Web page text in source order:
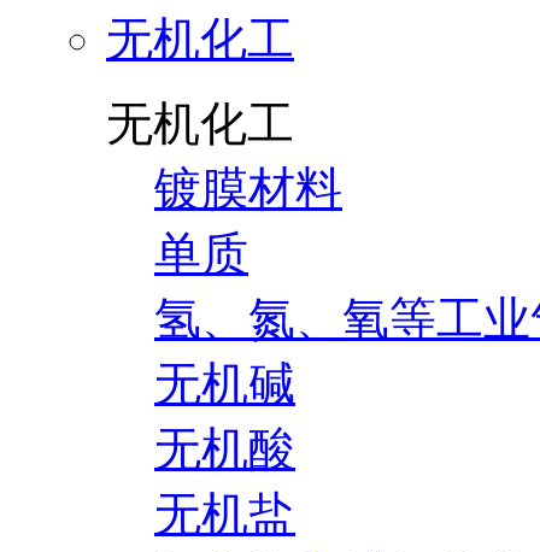
无机化工
无机化工
镀膜材料
单质
氢、氮、氧等工
无机碱
无机酸
无机盐